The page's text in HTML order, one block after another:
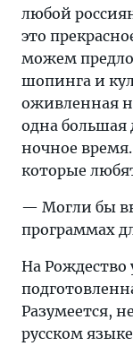
любой
это
можем
шопинга и
оживленная
одна большая
ночное
которые
— Могли бы вы
программах
На Рождество
Разумеется,
русском